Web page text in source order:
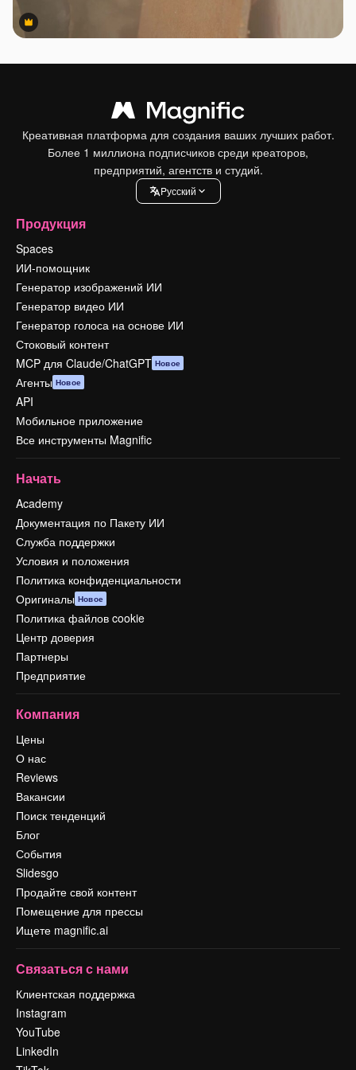
Premium
Premium
Креативная платформа для создания ваших лучших работ.
Более 1 миллиона подписчиков среди креаторов,
предприятий, агентств и студий.
Pусский
Продукция
Spaces
ИИ-помощник
Генератор изображений ИИ
Генератор видео ИИ
Генератор голоса на основе ИИ
Стоковый контент
MCP для Claude/ChatGPT Новое
Агенты Новое
API
Мобильное приложение
Все инструменты Magnific
Начать
Academy
Документация по Пакету ИИ
Служба поддержки
Условия и положения
Политика конфиденциальности
Оригиналы Новое
Политика файлов cookie
Центр доверия
Партнеры
Предприятие
Компания
Цены
О нас
Reviews
Вакансии
Поиск тенденций
Блог
События
Slidesgo
Продайте свой контент
Помещение для прессы
Ищете magnific.ai
Связаться с нами
Клиентская поддержка
Instagram
YouTube
LinkedIn